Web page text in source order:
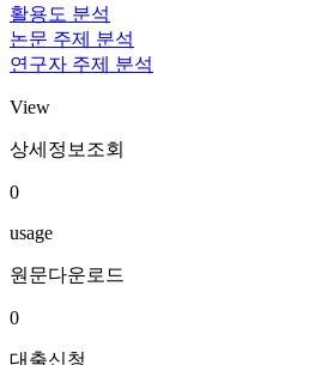
활용도 분석
논문 주제 분석
연구자 주제 분석
View
상세정보조회
0
usage
원문다운로드
0
대출신청